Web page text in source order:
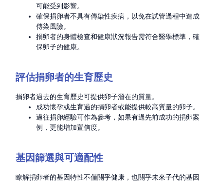
可能受到影響。
確保捐卵者不具有傳染性疾病，以免在試管過程中造成
傳染風險。
捐卵者的身體檢查和健康狀況報告需符合醫學標準，確
保卵子的健康。
評估捐卵者的生育歷史
捐卵者過去的生育歷史可提供卵子潛在的質量。
成功懷孕或生育過的捐卵者或能提供較高質量的卵子。
過往捐卵經驗可作為參考，如果有過先前成功的捐卵案
例，更能增加置信度。
基因篩選與可適配性
瞭解捐卵者的基因特性不僅關乎健康，也關乎未來子代的基因